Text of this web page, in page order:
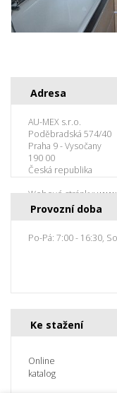
Adresa
AU-MEX s.r.o.
Poděbradská 574/40
Praha 9 - Vysočany
190 00
Česká republika
Webové stránky:
Provozní doba
Po-Pá: 7:00 - 16:30,
Ke stažení
Online
katalog